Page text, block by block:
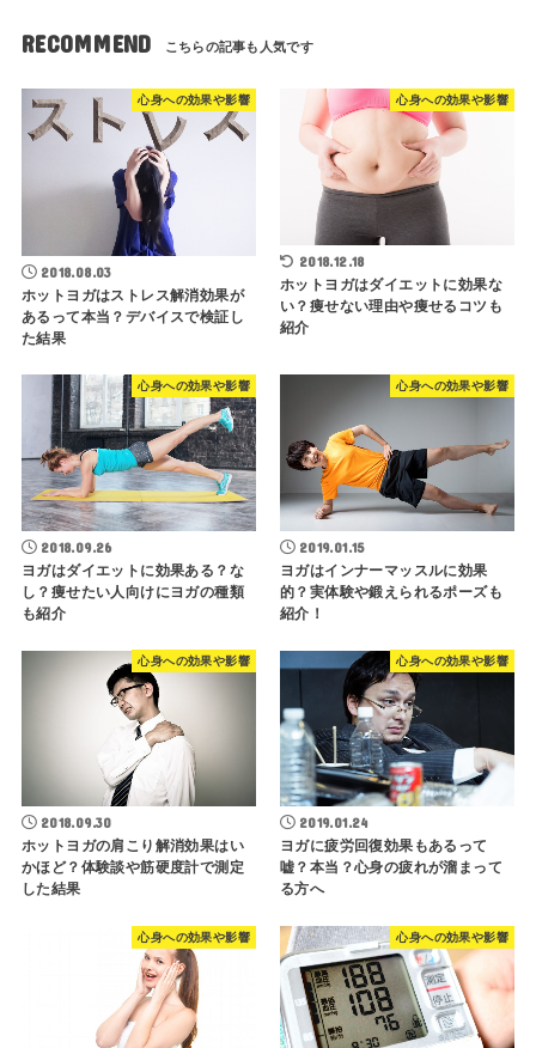
RECOMMEND
心身への効果や影響
2018.08.03
ホットヨガはストレス解消効果が
あるって本当？デバイスで検証し
た結果
心身への効果や影響
2018.12.18
ホットヨガはダイエットに効果な
い？痩せない理由や痩せるコツも
紹介
心身への効果や影響
2018.09.26
ヨガはダイエットに効果ある？な
し？痩せたい人向けにヨガの種類
も紹介
心身への効果や影響
2019.01.15
ヨガはインナーマッスルに効果
的？実体験や鍛えられるポーズも
紹介！
心身への効果や影響
2018.09.30
ホットヨガの肩こり解消効果はい
かほど？体験談や筋硬度計で測定
した結果
心身への効果や影響
2019.01.24
ヨガに疲労回復効果もあるって
嘘？本当？心身の疲れが溜まって
る方へ
心身への効果や影響 心身への効果や影響